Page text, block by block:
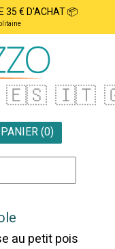
35 € D'ACHAT 📦
🇪🇸 🇮🇹
PANIER (0)
au petit pois